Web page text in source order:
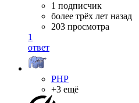
1 подписчик
более трёх лет назад
203 просмотра
1
ответ
PHP
+3 ещё